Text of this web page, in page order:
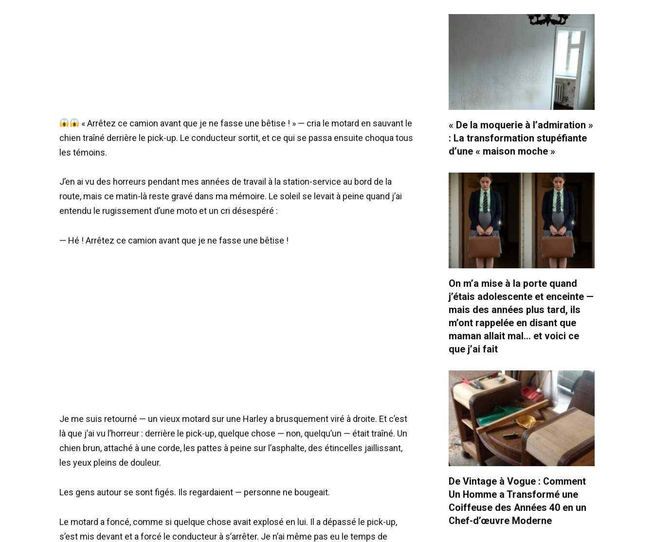
« Arrêtez ce camion avant que je ne fasse une bêtise ! » — cria le motard en sauvant le
chien traîné derrière le pick-up. Le conducteur sortit, et ce qui se passa ensuite choqua tous
les témoins.
J’en ai vu des horreurs pendant mes années de travail à la station-service au bord de la
route, mais ce matin-là reste gravé dans ma mémoire. Le soleil se levait à peine quand j’ai
entendu le rugissement d’une moto et un cri désespéré :
— Hé ! Arrêtez ce camion avant que je ne fasse une bêtise !
Je me suis retourné — un vieux motard sur une Harley a brusquement viré à droite. Et c’est
là que j’ai vu l’horreur : derrière le pick-up, quelque chose — non, quelqu’un — était traîné. Un
chien brun, attaché à une corde, les pattes à peine sur l’asphalte, des étincelles jaillissant,
les yeux pleins de douleur.
Les gens autour se sont figés. Ils regardaient — personne ne bougeait.
Le motard a foncé, comme si quelque chose avait explosé en lui. Il a dépassé le pick-up,
s’est mis devant et a forcé le conducteur à s’arrêter. Je n’ai même pas eu le temps de
« De la moquerie à l’admiration »
: La transformation stupéfiante
d’une « maison moche »
On m’a mise à la porte quand
j’étais adolescente et enceinte —
mais des années plus tard, ils
m’ont rappelée en disant que
maman allait mal… et voici ce
que j’ai fait
De Vintage à Vogue : Comment
Un Homme a Transformé une
Coiffeuse des Années 40 en un
Chef-d’œuvre Moderne